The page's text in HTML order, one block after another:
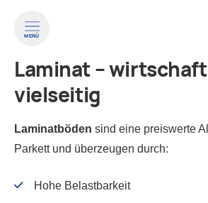
MENÜ
Laminat –
vielseitig
Laminatböden sind eine preiswerte
Parkett und überzeugen durch:
Hohe Belastbarkeit